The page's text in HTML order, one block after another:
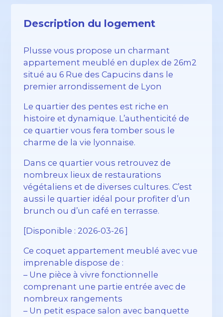
Description du logement
Plusse vous propose un charmant
appartement meublé en duplex de 26m2
situé au 6 Rue des Capucins dans le
premier arrondissement de Lyon
Le quartier des pentes est riche en
histoire et dynamique. L’authenticité de
ce quartier vous fera tomber sous le
charme de la vie lyonnaise.
Dans ce quartier vous retrouvez de
nombreux lieux de restaurations
végétaliens et de diverses cultures. C’est
aussi le quartier idéal pour profiter d’un
brunch ou d’un café en terrasse.
[Disponible : 2026-03-26 ]
Ce coquet appartement meublé avec vue
imprenable dispose de :
– Une pièce à vivre fonctionnelle
comprenant une partie entrée avec de
nombreux rangements
– Un petit espace salon avec banquette